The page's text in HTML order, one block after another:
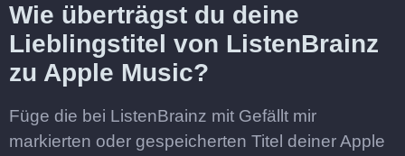
Wie überträgst du deine
Lieblingstitel von ListenBrainz
zu Apple Music?
Füge die bei ListenBrainz mit Gefällt mir
markierten oder gespeicherten Titel deiner Apple